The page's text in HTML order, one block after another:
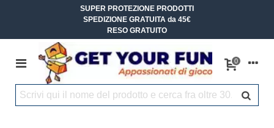
SUPER PROTEZIONE PRODOTTI
SPEDIZIONE GRATUITA da 45€
RESO GRATUITO
0